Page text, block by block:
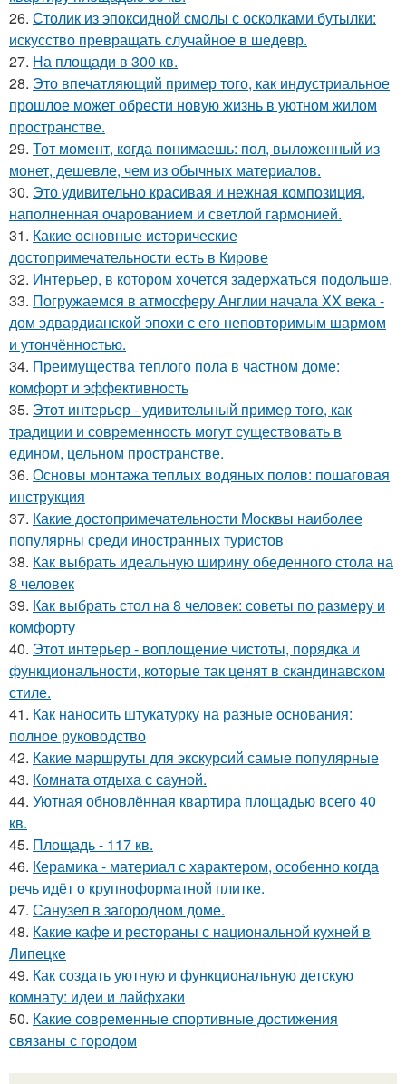
26. Столик из эпоксидной смолы с осколками бутылки:
искусство превращать случайное в шедевр.
27. На площади в 300 кв.
28. Это впечатляющий пример того, как индустриальное
прошлое может обрести новую жизнь в уютном жилом
пространстве.
29. Тот момент, когда понимаешь: пол, выложенный из
монет, дешевле, чем из обычных материалов.
30. Это удивительно красивая и нежная композиция,
наполненная очарованием и светлой гармонией.
31. Какие основные исторические
достопримечательности есть в Кирове
32. Интерьер, в котором хочется задержаться подольше.
33. Погружаемся в атмосферу Англии начала XX века -
дом эдвардианской эпохи с его неповторимым шармом
и утончённостью.
34. Преимущества теплого пола в частном доме:
комфорт и эффективность
35. Этот интерьер - удивительный пример того, как
традиции и современность могут существовать в
едином, цельном пространстве.
36. Основы монтажа теплых водяных полов: пошаговая
инструкция
37. Какие достопримечательности Москвы наиболее
популярны среди иностранных туристов
38. Как выбрать идеальную ширину обеденного стола на
8 человек
39. Как выбрать стол на 8 человек: советы по размеру и
комфорту
40. Этот интерьер - воплощение чистоты, порядка и
функциональности, которые так ценят в скандинавском
стиле.
41. Как наносить штукатурку на разные основания:
полное руководство
42. Какие маршруты для экскурсий самые популярные
43. Комната отдыха с сауной.
44. Уютная обновлённая квартира площадью всего 40
кв.
45. Площадь - 117 кв.
46. Керамика - материал с характером, особенно когда
речь идёт о крупноформатной плитке.
47. Санузел в загородном доме.
48. Какие кафе и рестораны с национальной кухней в
Липецке
49. Как создать уютную и функциональную детскую
комнату: идеи и лайфхаки
50. Какие современные спортивные достижения
связаны с городом